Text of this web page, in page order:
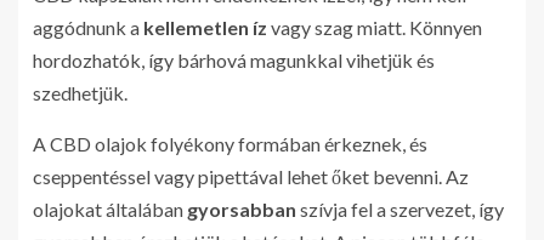
aggódnunk a kellemetlen íz vagy szag miatt. Könnyen
hordozhatók, így bárhová magunkkal vihetjük és
szedhetjük.
A CBD olajok folyékony formában érkeznek, és
cseppentéssel vagy pipettával lehet őket bevenni. Az
olajokat általában gyorsabban szívja fel a szervezet, így